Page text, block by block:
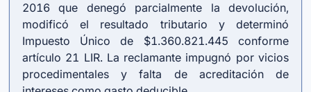
2016 que denegó parcialmente la devolución,
modificó el resultado tributario y determinó
Impuesto Único de $1.360.821.445 conforme
artículo 21 LIR. La reclamante impugnó por vicios
procedimentales y falta de acreditación de